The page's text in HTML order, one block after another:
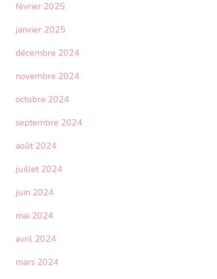
février 2025
janvier 2025
décembre 2024
novembre 2024
octobre 2024
septembre 2024
août 2024
juillet 2024
juin 2024
mai 2024
avril 2024
mars 2024